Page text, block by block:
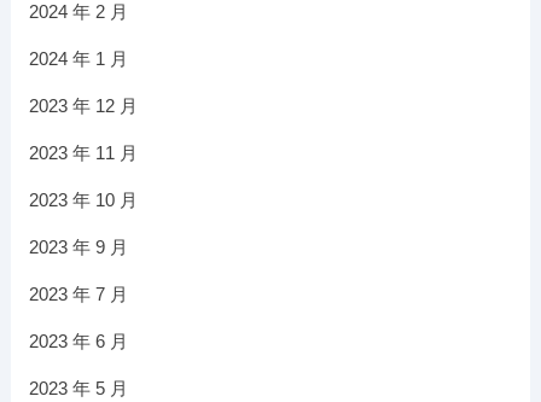
2024 年 2 月
2024 年 1 月
2023 年 12 月
2023 年 11 月
2023 年 10 月
2023 年 9 月
2023 年 7 月
2023 年 6 月
2023 年 5 月